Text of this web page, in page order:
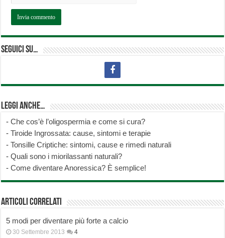
Seguici su…
Leggi anche…
-Che cos’è l’oligospermia e come si cura?
-Tiroide Ingrossata: cause, sintomi e terapie
-Tonsille Criptiche: sintomi, cause e rimedi naturali
-Quali sono i miorilassanti naturali?
-Come diventare Anoressica? È semplice!
Articoli correlati
5 modi per diventare più forte a calcio
30 Settembre 2013 4